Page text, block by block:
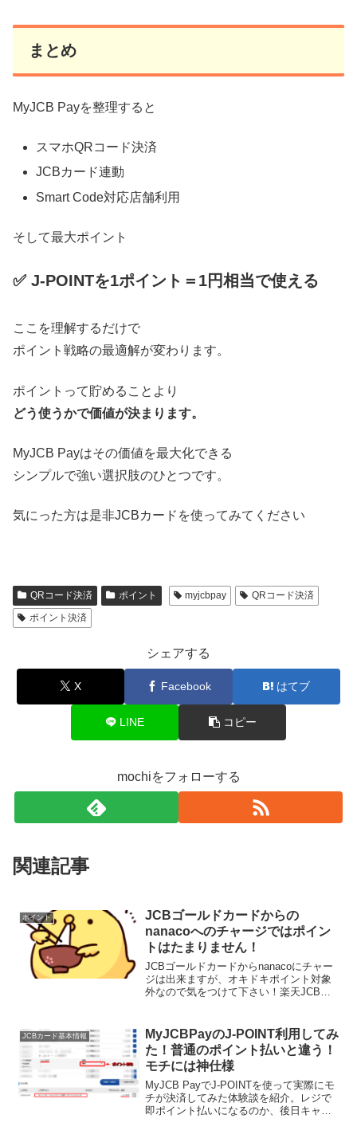
まとめ
MyJCB Payを整理すると
スマホQRコード決済
JCBカード連動
Smart Code対応店舗利用
そして最大ポイント
✅ J-POINTを1ポイント＝1円相当で使える
ここを理解するだけで
ポイント戦略の最適解が変わります。
ポイントって貯めることより
どう使うかで価値が決まります。
MyJCB Payはその価値を最大化できる
シンプルで強い選択肢のひとつです。
気にった方は是非JCBカードを使ってみてください
QRコード決済 ポイント myjcbpay
QRコード決済
ポイント決済
シェアする
X Facebook はてブ
LINE コピー
mochiをフォローする
関連記事
ポイント
JCBゴールドカードからの
nanacoへのチャージではポイン
トはたまりません！
JCBゴールドカードからnanacoにチャー
ジは出来ますが、オキドキポイント対象
外なので気をつけて下さい！楽天JCBカ
mastercardの楽天カードはポイン...
JCBカード基本情報
MyJCBPayのJ-POINT利用してみ
た！普通のポイント払いと違う！
モチには神仕様
MyJCB PayでJ-POINTを使って実際にモ
チが決済してみた体験談を紹介。レジで
即ポイント払いになるのか、後日キャッ